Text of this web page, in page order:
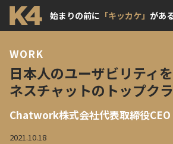
始まりの前に 「キッカケ」 がある
WORK
日本人のユーザビリティ
ネスチャットのトップク
Chatwork株式会社代表取締役CEO
2021.10.18